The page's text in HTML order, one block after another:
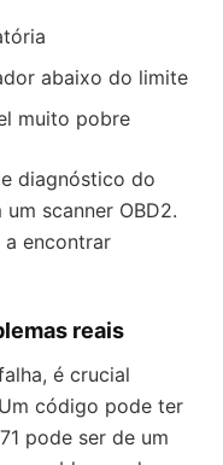
abaixo do limite
muito pobre
diagnóstico do
scanner OBD2.
a encontrar
reais
é crucial
código pode ter
pode ser de um